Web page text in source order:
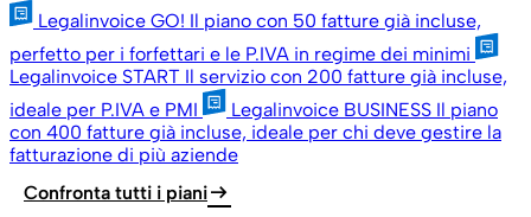
Legalinvoice GO! Il piano con 50 fatture già incluse,
perfetto per i forfettari e le P.IVA in regime dei minimi
Legalinvoice START Il servizio con 200 fatture già incluse,
ideale per P.IVA e PMI
Legalinvoice BUSINESS Il piano
con 400 fatture già incluse, ideale per chi deve gestire la
fatturazione di più aziende
Confronta tutti i pianiarrow_right_alt